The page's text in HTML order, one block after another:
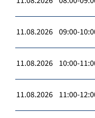
11.08.2026 09:00-
11.08.2026 10:00-
11.08.2026 11:00-